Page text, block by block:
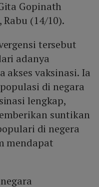
Gopinath
(14/10).
tersebut
adanya
akses vaksinasi. Ia
di negara
lengkap,
suntikan
di negera
mendapat